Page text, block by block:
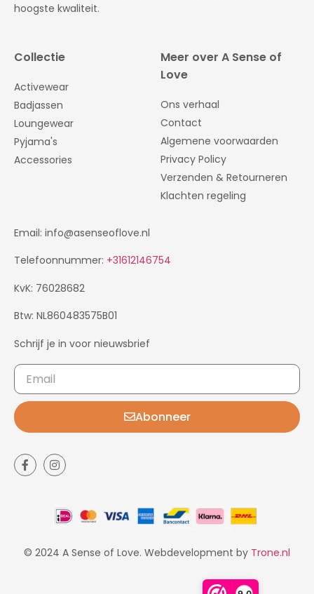
hoogste kwaliteit.
Collectie
Activewear
Badjassen
Loungewear
Pyjama's
Accessories
Meer over A Sense of
Love
Ons verhaal
Contact
Algemene voorwaarden
Privacy Policy
Verzenden & Retourneren
Klachten regeling
Email: info@asenseoflove.nl
Telefoonnummer: +31612146754
KvK: 76028682
Btw: NL860483575B01
Schrijf je in voor nieuwsbrief
Abonneer
© 2024 A Sense of Love. Webdevelopment by Trone.nl